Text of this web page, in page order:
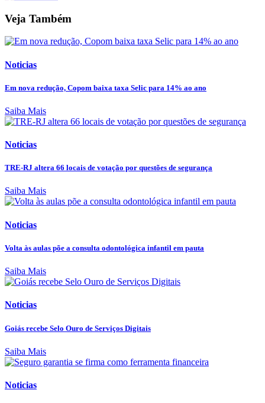
Veja Também
Noticias
Em nova redução, Copom baixa taxa Selic para 14% ao ano
Saiba Mais
Noticias
TRE-RJ altera 66 locais de votação por questões de segurança
Saiba Mais
Noticias
Volta às aulas põe a consulta odontológica infantil em pauta
Saiba Mais
Noticias
Goiás recebe Selo Ouro de Serviços Digitais
Saiba Mais
Noticias